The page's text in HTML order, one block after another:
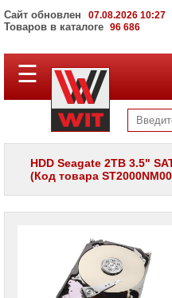
Сайт обновлен 07.08.2026 10:27
Товаров в каталоге 96 686
ПОЛНЫЙ
КАТАЛОГ
Корпоративные
серверы
WIT
Системы
хранения
панели
☰
HDD Seagate 2TB 3.5"
(Код товара